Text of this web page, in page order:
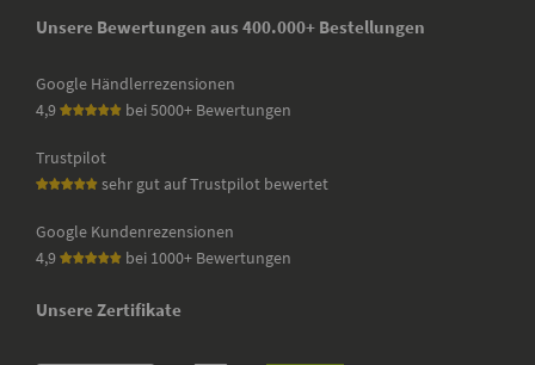
Unsere Bewertungen aus 400.000+ Bestellungen
Google Händlerrezensionen
4,9
bei 5000+ Bewertungen
Trustpilot
sehr gut auf Trustpilot bewertet
Google Kundenrezensionen
4,9
bei 1000+ Bewertungen
Unsere Zertifikate